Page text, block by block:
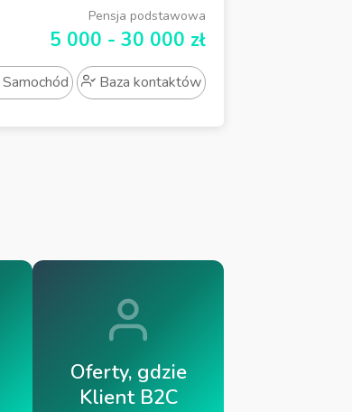
Pensja podstawowa
5 000 - 30 000 zł
Samochód Baza kontaktów
Oferty, gdzie
Klient B2C